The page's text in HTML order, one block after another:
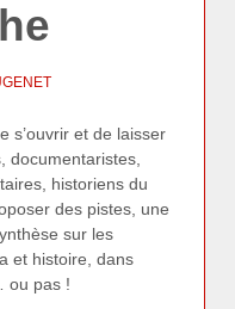
s’ouvrir et de laisser
documentaristes,
historiens du
des pistes, une
sur les
et histoire, dans
ou pas !